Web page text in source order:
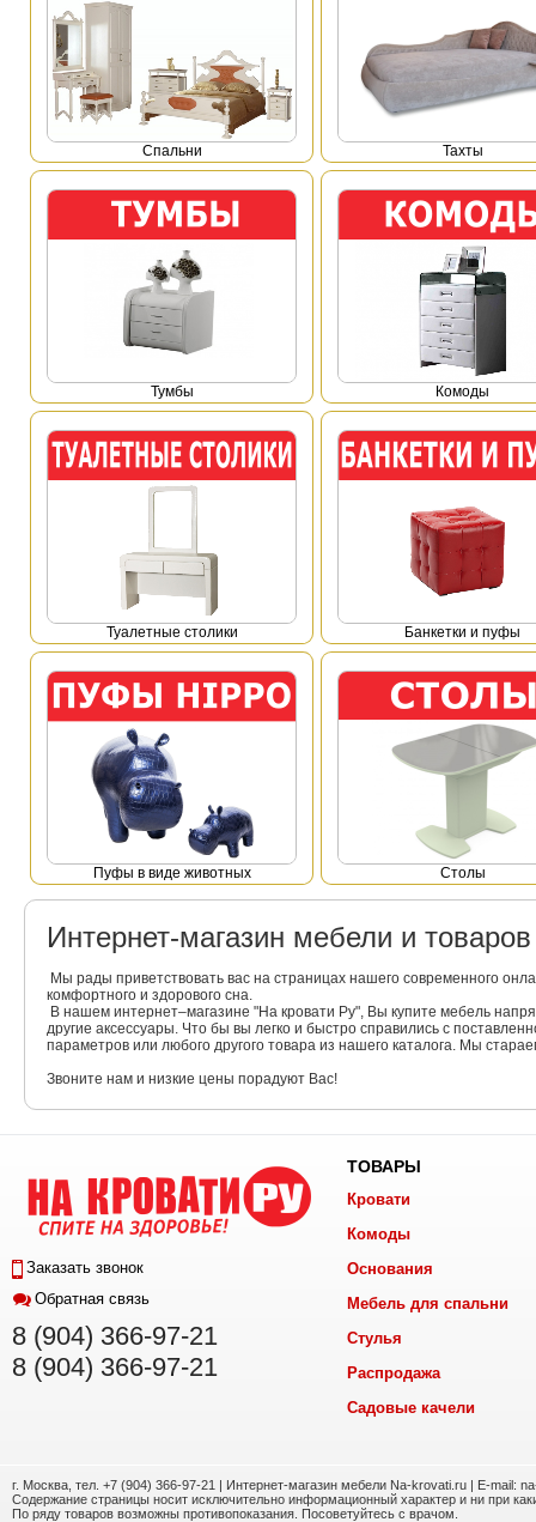
Спальни Тахты
Тумбы Комоды
Туалетные столики Банкетки и пуфы
Пуфы в виде животных Столы
Интернет-магазин мебели и
Мы рады приветствовать вас на страницах нашего современного
комфортного и здорового сна.
В нашем интернет–магазине "На кровати Ру", Вы купите мебель
другие аксессуары. Что бы вы легко и быстро справились с
параметров или любого другого товара из нашего каталога. Мы
Звоните нам и низкие цены порадуют Вас!
Заказать звонок
Обратная связь
8 (904) 366-97-21
8 (904) 366-97-21
ТОВАРЫ
Кровати
Комоды
Основания
Мебель для спальни
Стулья
Распродажа
Садовые качели
г. Москва, тел. +7 (904) 366-97-21 | Интернет-магазин мебели Na-krovati.ru | E-mail:
Содержание страницы носит исключительно информационный характер и ни при
По ряду товаров возможны противопоказания. Посоветуйтесь с врачом.